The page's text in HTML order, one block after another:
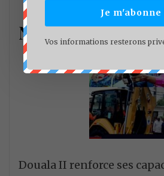
Nouveau
Douala II renforce ses
Je m'abonne
Vos informations resterons